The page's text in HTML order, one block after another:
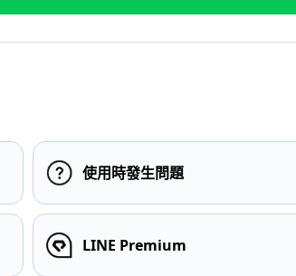
使用時發生問題
LINE Premium